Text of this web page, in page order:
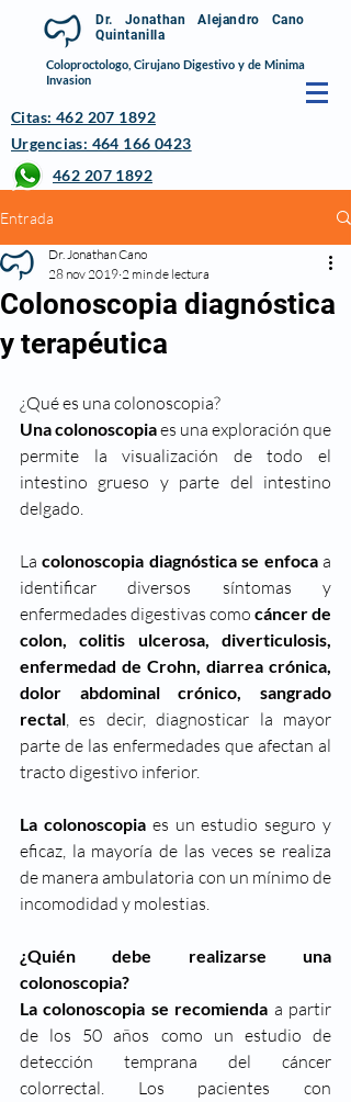
Dr. Jonathan Alejandro Cano
Quintanilla
Coloproctologo, Cirujano Digestivo y de Minima
Invasion
Citas: 462 207 1892
Urgencias: 464 166 0423
462 207 1892
Entrada
Colonoscopia diagnóstica
y terapéutica
Dr. Jonathan Cano
28 nov 2019 2 min de lectura
¿Qué es una colonoscopia?
Una colonoscopia es una exploración que
permite la visualización de todo el
intestino grueso y parte del intestino
delgado.
La colonoscopia diagnóstica se enfoca a
identificar diversos síntomas y
enfermedades digestivas como cáncer de
colon, colitis ulcerosa, diverticulosis,
enfermedad de Crohn, diarrea crónica,
dolor abdominal crónico, sangrado
rectal, es decir, diagnosticar la mayor
parte de las enfermedades que afectan al
tracto digestivo inferior.
La colonoscopia es un estudio seguro y
eficaz, la mayoría de las veces se realiza
de manera ambulatoria con un mínimo de
incomodidad y molestias.
¿Quién debe realizarse una
colonoscopia?
La colonoscopia se recomienda a partir
de los 50 años como un estudio de
detección temprana del cáncer
colorrectal. Los pacientes con